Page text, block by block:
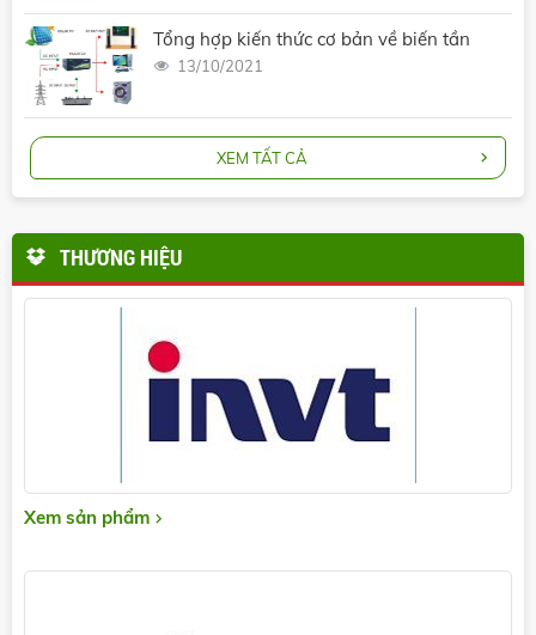
Tổng hợp kiến thức cơ bản về biến tần
13/10/2021
XEM TẤT CẢ
THƯƠNG HIỆU
Xem sản phẩm